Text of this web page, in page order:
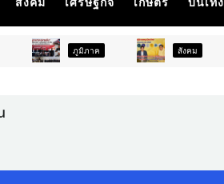
สังคม เศรษฐกิจ เกษตร บันเทิง